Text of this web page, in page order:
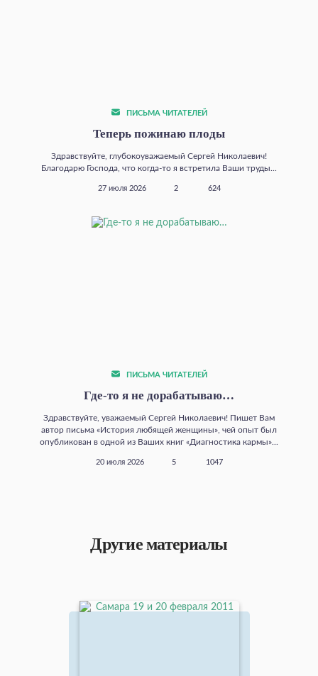
ПИСЬМА ЧИТАТЕЛЕЙ
Теперь пожинаю плоды
Здравствуйте, глубокоуважаемый Сергей Николаевич!
Благодарю Господа, что когда‑то я встретила Ваши труды...
27 июля 2026 2 624
ПИСЬМА ЧИТАТЕЛЕЙ
Где‑то я не дорабатываю…
Здравствуйте, уважаемый Сергей Николаевич! Пишет Вам
автор письма «История любящей женщины», чей опыт был
опубликован в одной из Ваших книг «Диагностика кармы»...
20 июля 2026 5 1047
Другие материалы